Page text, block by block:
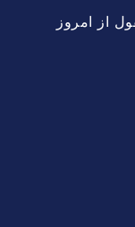
از امروز